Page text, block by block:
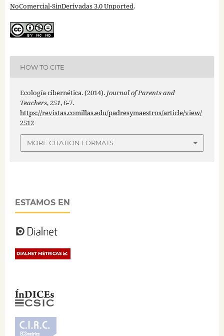
NoComercial-SinDerivadas 3.0 Unported.
HOW TO CITE
Ecología cibernética. (2014). Journal of Parents and
Teachers,251, 6-7.
https://revistas.comillas.edu/padresymaestros/article/view/
2512
MORE CITATION FORMATS
ESTAMOS EN